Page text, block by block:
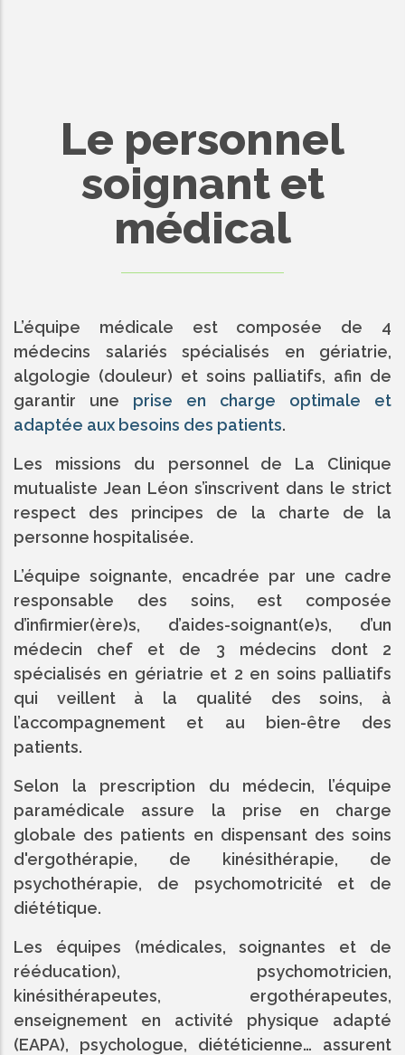
Le personnel
soignant et
médical
L’équipe médicale est composée de 4
médecins salariés spécialisés en gériatrie,
algologie (douleur) et soins palliatifs, afin de
garantir une prise en charge optimale et
adaptée aux besoins des patients.
Les missions du personnel de La Clinique
mutualiste Jean Léon s’inscrivent dans le strict
respect des principes de la charte de la
personne hospitalisée.
L’équipe soignante, encadrée par une cadre
responsable des soins, est composée
d’infirmier(ère)s, d’aides-soignant(e)s, d’un
médecin chef et de 3 médecins dont 2
spécialisés en gériatrie et 2 en soins palliatifs
qui veillent à la qualité des soins, à
l’accompagnement et au bien-être des
patients.
Selon la prescription du médecin, l’équipe
paramédicale assure la prise en charge
globale des patients en dispensant des soins
d'ergothérapie, de kinésithérapie, de
psychothérapie, de psychomotricité et de
diététique.
Les équipes (médicales, soignantes et de
rééducation), psychomotricien,
kinésithérapeutes, ergothérapeutes,
enseignement en activité physique adapté
(EAPA), psychologue, diététicienne… assurent